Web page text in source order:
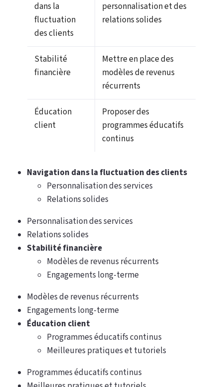
dans la
fluctuation
des clients
personnalisation et des
relations solides
Stabilité
financière
Mettre en place des
modèles de revenus
récurrents
Éducation
client
Proposer des
programmes éducatifs
continus
Navigation dans la fluctuation des clients
Personnalisation des services
Relations solides
Personnalisation des services
Relations solides
Stabilité financière
Modèles de revenus récurrents
Engagements long-terme
Modèles de revenus récurrents
Engagements long-terme
Éducation client
Programmes éducatifs continus
Meilleures pratiques et tutoriels
Programmes éducatifs continus